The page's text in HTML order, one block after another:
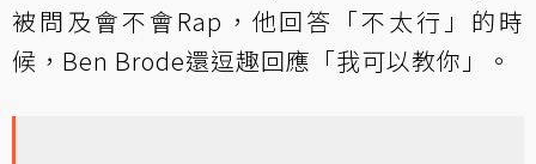
被問及會不會Rap，他回答「不太行」的時
候，Ben Brode還逗趣回應「我可以教你」。